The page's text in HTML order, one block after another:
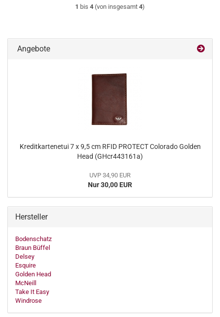
1 bis 4 (von insgesamt 4)
Angebote
Kreditkartenetui 7 x 9,5 cm RFID PROTECT Colorado Golden
Head (GHcr443161a)
UVP 34,90 EUR
Nur 30,00 EUR
Hersteller
Bodenschatz
Braun Büffel
Delsey
Esquire
Golden Head
McNeill
Take It Easy
Windrose